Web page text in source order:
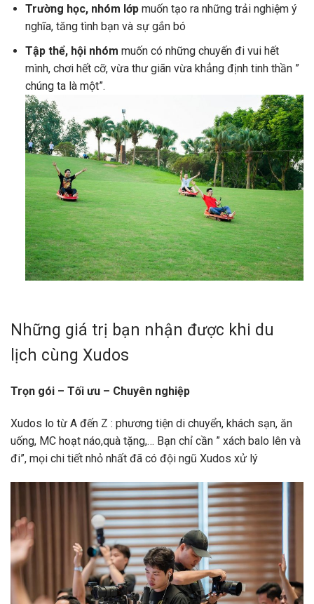
Trường học, nhóm lớp muốn tạo ra những trải nghiệm ý
nghĩa, tăng tình bạn và sự gắn bó
Tập thể, hội nhóm muốn có những chuyến đi vui hết
mình, chơi hết cỡ, vừa thư giãn vừa khẳng định tinh thần ”
chúng ta là một”.
Những giá trị bạn nhận được khi du
lịch cùng Xudos
Trọn gói – Tối ưu – Chuyên nghiệp
Xudos lo từ A đến Z : phương tiện di chuyển, khách sạn, ăn
uống, MC hoạt náo,quà tặng,… Bạn chỉ cần ” xách balo lên và
đi”, mọi chi tiết nhỏ nhất đã có đội ngũ Xudos xử lý